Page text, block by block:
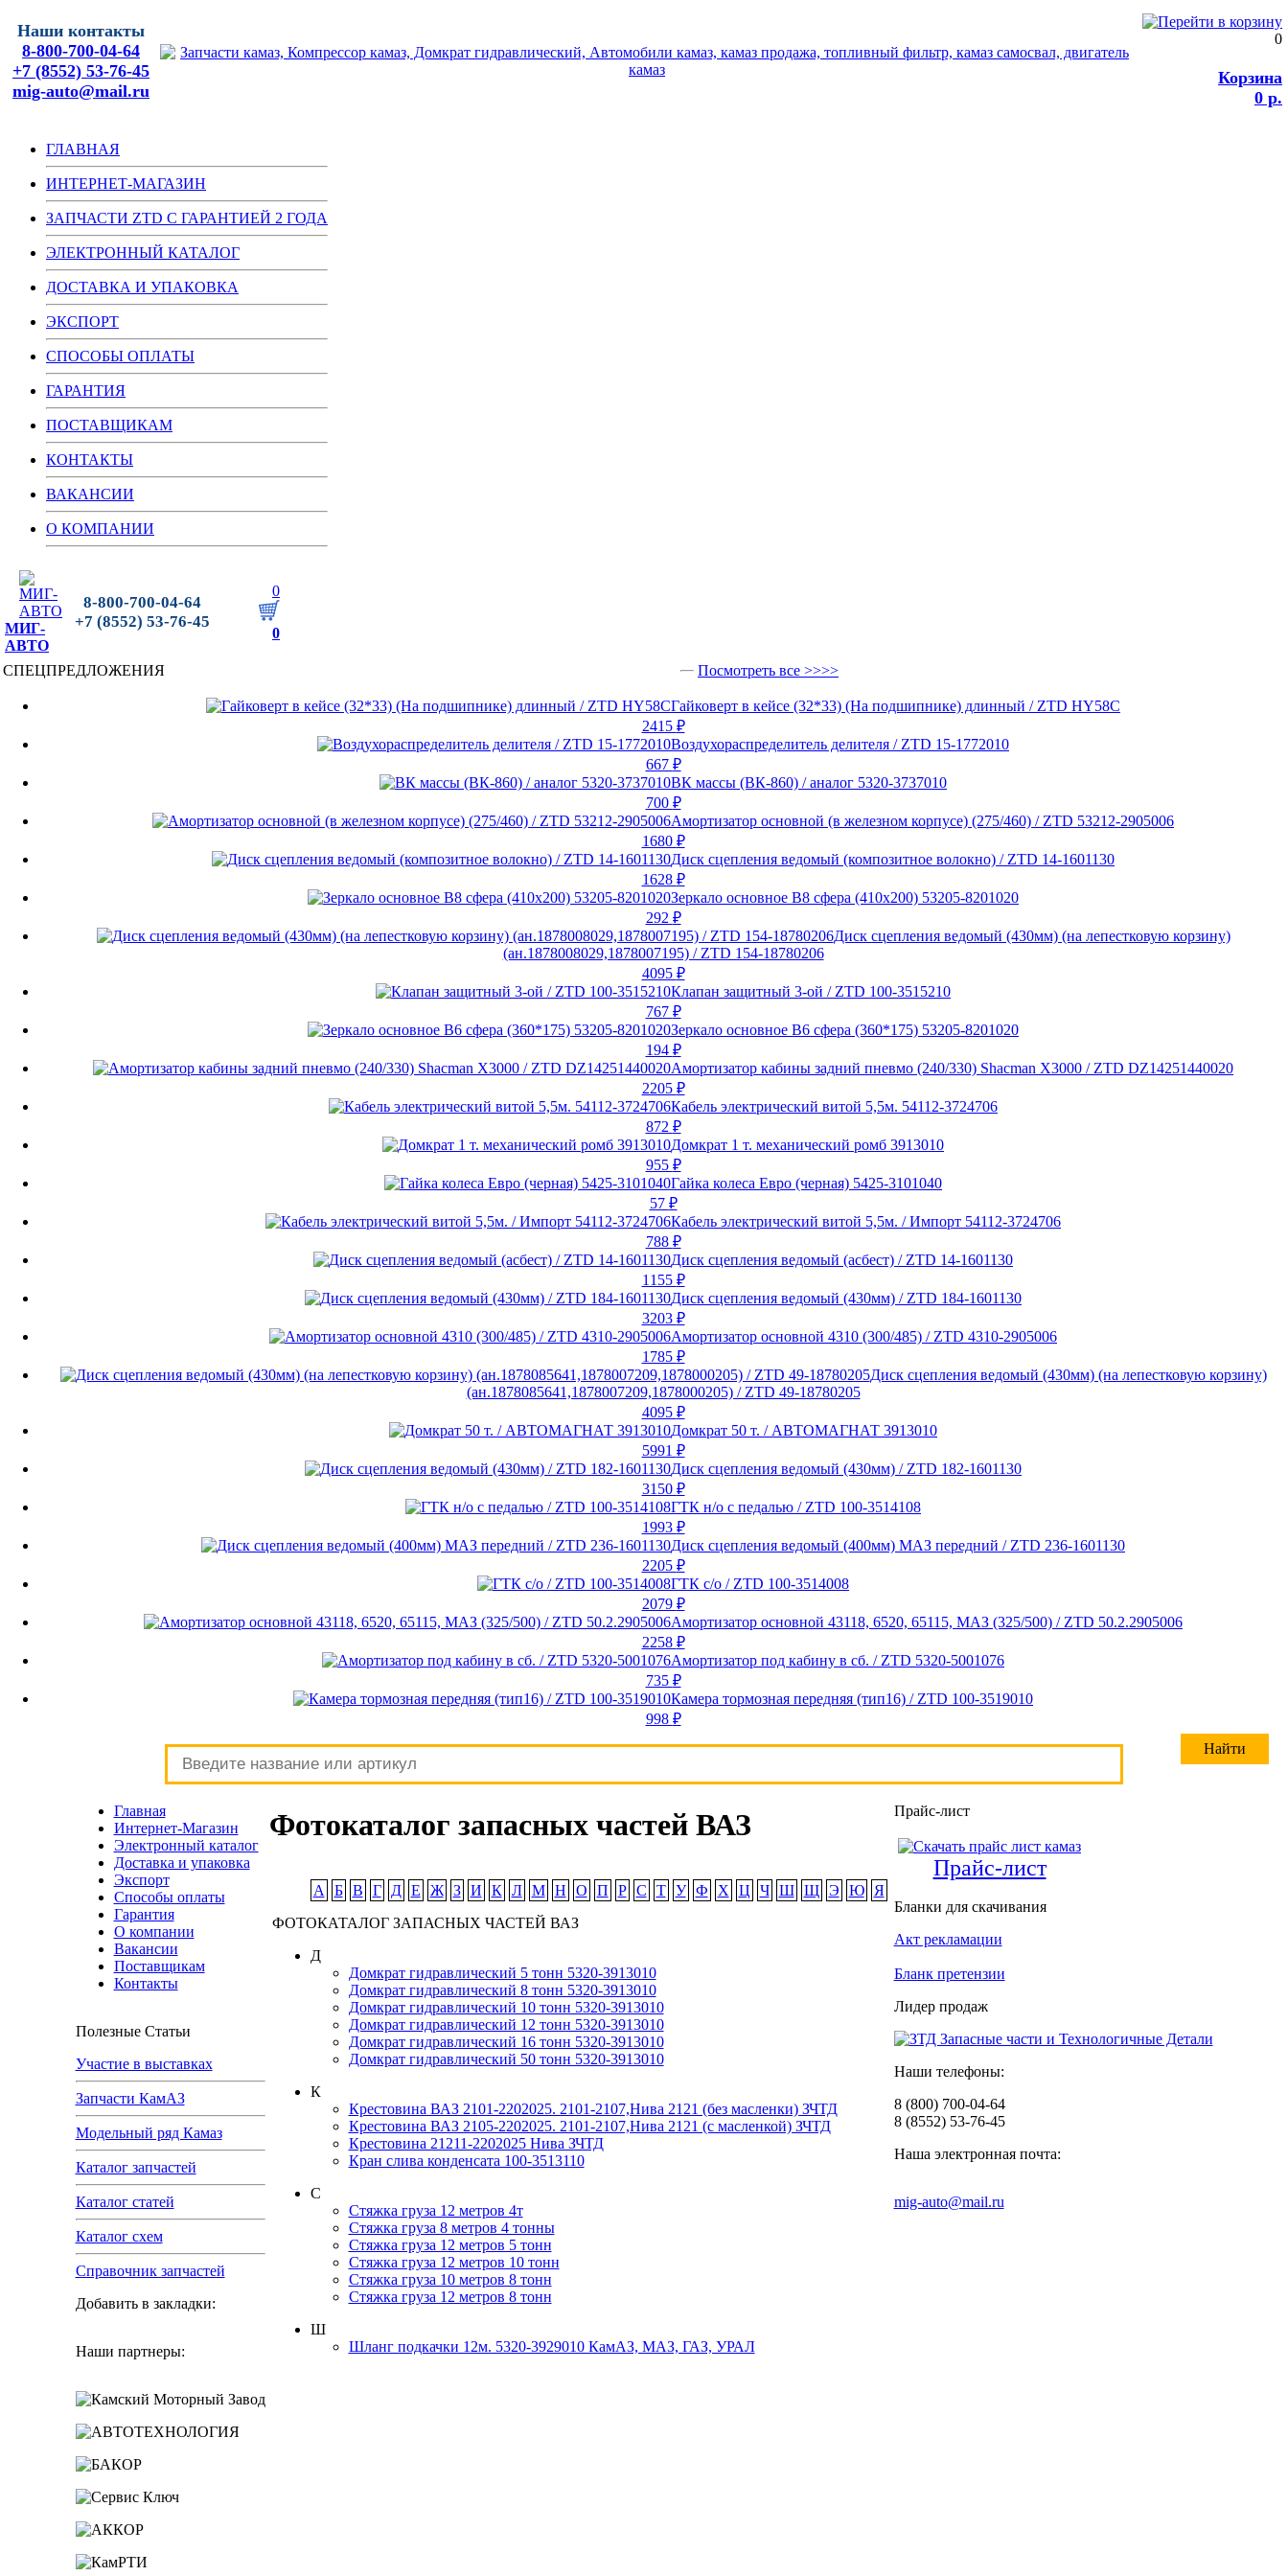
Наши контакты
8-800-700-04-64
+7 (8552) 53-76-45
mig-auto@mail.ru
0
Корзина
0 р.
ГЛАВНАЯ
ИНТЕРНЕТ-МАГАЗИН
ЗАПЧАСТИ ZTD С ГАРАНТИЕЙ 2 ГОДА
ЭЛЕКТРОННЫЙ КАТАЛОГ
ДОСТАВКА И УПАКОВКА
ЭКСПОРТ
СПОСОБЫ ОПЛАТЫ
ГАРАНТИЯ
ПОСТАВЩИКАМ
КОНТАКТЫ
ВАКАНСИИ
О КОМПАНИИ
МИГ-
АВТО
8-800-700-04-64
+7 (8552) 53-76-45
0
0
СПЕЦПРЕДЛОЖЕНИЯ Посмотреть все >>>>
Гайковерт в кейсе (32*33) (На подшипнике) длинный / ZTD HY58C
2415 ₽
Воздухораспределитель делителя / ZTD 15-1772010
667 ₽
ВК массы (ВК-860) / аналог 5320-3737010
700 ₽
Амортизатор основной (в железном корпусе) (275/460) / ZTD 53212-2905006
1680 ₽
Диск сцепления ведомый (композитное волокно) / ZTD 14-1601130
1628 ₽
Зеркало основное В8 сфера (410х200) 53205-8201020
292 ₽
Диск сцепления ведомый (430мм) (на лепестковую корзину)
(ан.1878008029,1878007195) / ZTD 154-18780206
4095 ₽
Клапан защитный 3-ой / ZTD 100-3515210
767 ₽
Зеркало основное В6 сфера (360*175) 53205-8201020
194 ₽
Амортизатор кабины задний пневмо (240/330) Shacman X3000 / ZTD DZ14251440020
2205 ₽
Кабель электрический витой 5,5м. 54112-3724706
872 ₽
Домкрат 1 т. механический ромб 3913010
955 ₽
Гайка колеса Евро (черная) 5425-3101040
57 ₽
Кабель электрический витой 5,5м. / Импорт 54112-3724706
788 ₽
Диск сцепления ведомый (асбест) / ZTD 14-1601130
1155 ₽
Диск сцепления ведомый (430мм) / ZTD 184-1601130
3203 ₽
Амортизатор основной 4310 (300/485) / ZTD 4310-2905006
1785 ₽
Диск сцепления ведомый (430мм) (на лепестковую корзину)
(ан.1878085641,1878007209,1878000205) / ZTD 49-18780205
4095 ₽
Домкрат 50 т. / АВТОМАГНАТ 3913010
5991 ₽
Диск сцепления ведомый (430мм) / ZTD 182-1601130
3150 ₽
ГТК н/о с педалью / ZTD 100-3514108
1993 ₽
Диск сцепления ведомый (400мм) МАЗ передний / ZTD 236-1601130
2205 ₽
ГТК с/о / ZTD 100-3514008
2079 ₽
Амортизатор основной 43118, 6520, 65115, МАЗ (325/500) / ZTD 50.2.2905006
2258 ₽
Амортизатор под кабину в сб. / ZTD 5320-5001076
735 ₽
Камера тормозная передняя (тип16) / ZTD 100-3519010
998 ₽
Главная
Интернет-Магазин
Электронный каталог
Доставка и упаковка
Экспорт
Способы оплаты
Гарантия
О компании
Вакансии
Поставщикам
Контакты
Полезные Статьи
Участие в выставках
Запчасти КамАЗ
Модельный ряд Камаз
Каталог запчастей
Каталог статей
Каталог схем
Справочник запчастей
Добавить в закладки:
Наши партнеры:
Фотокаталог запасных частей ВАЗ
А Б В Г Д Е Ж З И К Л М Н О П Р С Т У Ф Х Ц Ч Ш Щ Э Ю
Я
ФОТОКАТАЛОГ ЗАПАСНЫХ ЧАСТЕЙ ВАЗ
Д
Домкрат гидравлический 5 тонн 5320-3913010
Домкрат гидравлический 8 тонн 5320-3913010
Домкрат гидравлический 10 тонн 5320-3913010
Домкрат гидравлический 12 тонн 5320-3913010
Домкрат гидравлический 16 тонн 5320-3913010
Домкрат гидравлический 50 тонн 5320-3913010
К
Крестовина ВАЗ 2101-2202025. 2101-2107,Нива 2121 (без масленки) ЗЧТД
Крестовина ВАЗ 2105-2202025. 2101-2107,Нива 2121 (с масленкой) ЗЧТД
Крестовина 21211-2202025 Нива ЗЧТД
Кран слива конденсата 100-3513110
С
Стяжка груза 12 метров 4т
Стяжка груза 8 метров 4 тонны
Стяжка груза 12 метров 5 тонн
Стяжка груза 12 метров 10 тонн
Стяжка груза 10 метров 8 тонн
Стяжка груза 12 метров 8 тонн
Ш
Шланг подкачки 12м. 5320-3929010 КамАЗ, МАЗ, ГАЗ, УРАЛ
Прайс-лист
Прайс-лист
Бланки для скачивания
Акт рекламации
Бланк претензии
Лидер продаж
Наши телефоны:
8 (800) 700-04-64
8 (8552) 53-76-45
Наша электронная почта:
mig-auto@mail.ru